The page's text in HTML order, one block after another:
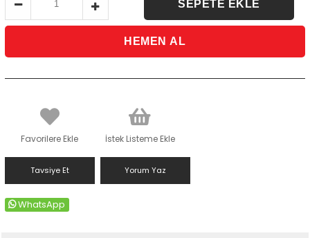
Favorilere Ekle İstek Listeme Ekle
Tavsiye Et Yorum Yaz
WhatsApp